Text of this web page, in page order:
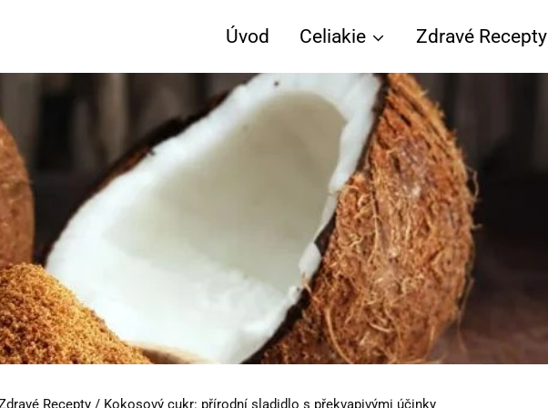
Úvod Celiakie Zdravé Recepty
Recepty / Kokosový cukr: přírodní sladidlo s překvapivými účinky